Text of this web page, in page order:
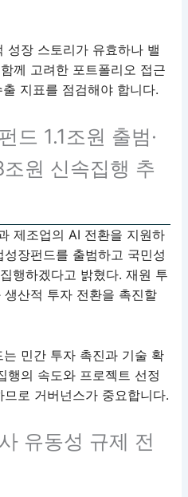
성장 스토리가 유효하나 밸
께 고려한 포트폴리오 접근
지표를 점검해야 합니다.
드 1.1조원 출범·
원 신속집행 추
제조업의 AI 전환을 지원하
성장펀드를 출범하고 국민성
행하겠다고 밝혔다. 재원 투
산적 투자 전환을 촉진할
민간 투자 촉진과 기술 확
행의 속도와 프로젝트 선정
로 거버넌스가 중요합니다.
유동성 규제 전